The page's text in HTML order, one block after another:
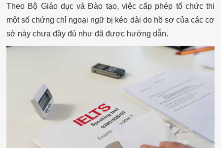
Theo Bộ Giáo dục và Đào tạo, việc cấp phép tổ chức thi
một số chứng chỉ ngoại ngữ bị kéo dài do hồ sơ của các cơ
sở này chưa đầy đủ như đã được hướng dẫn.